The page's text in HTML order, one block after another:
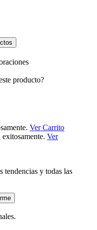
producto?
Ver Carrito
Ver
tendencias y todas las